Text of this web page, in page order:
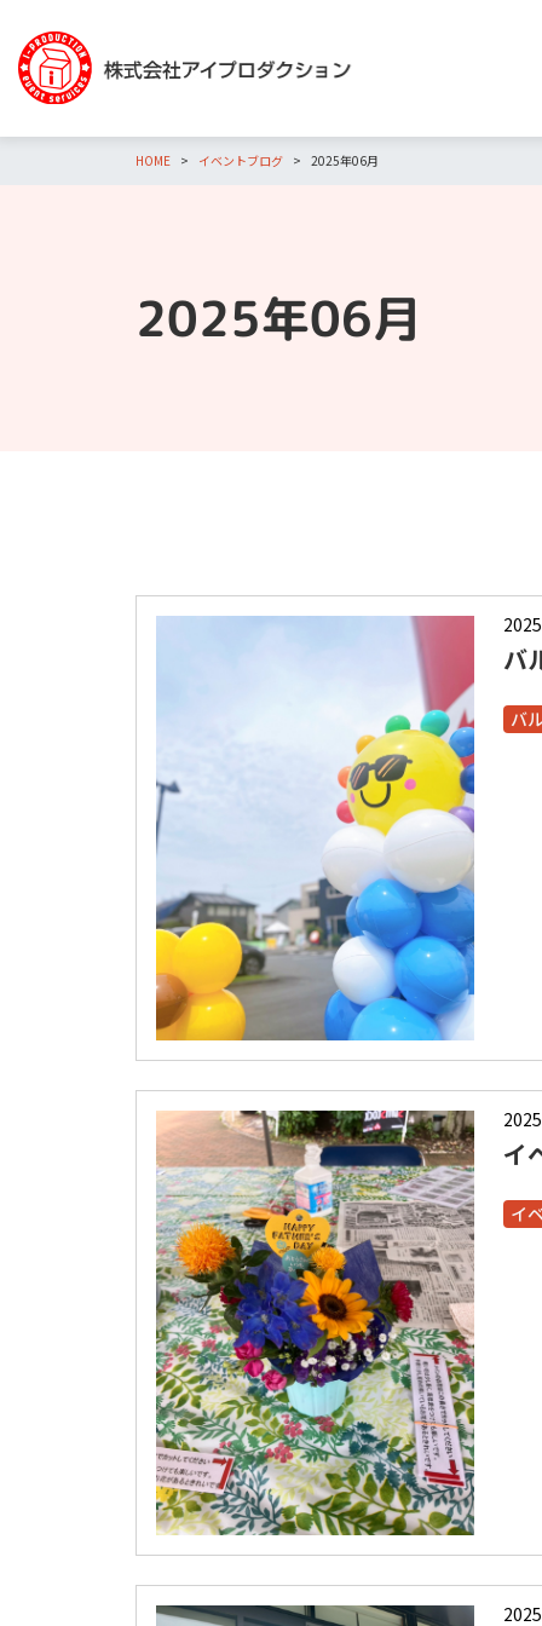
HOME イベントブログ 2025年06月
2025年06月
バ
バ
イ
イ